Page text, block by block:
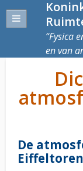
Fysica
en van
De
Eiffeltoren